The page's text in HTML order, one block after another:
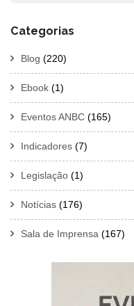
Categorias
Blog (220)
Ebook (1)
Eventos ANBC (165)
Indicadores (7)
Legislação (1)
Notícias (176)
Sala de Imprensa (167)